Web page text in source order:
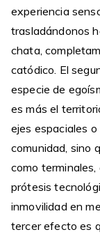
experiencia
trasladándonos
chata,
catódico. El
especie de
es más el
ejes espaciales
comunidad, sino
como
prótesis
inmovilidad en
tercer efecto es